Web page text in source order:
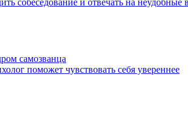
самозванца
поможет чувствовать себя увереннее